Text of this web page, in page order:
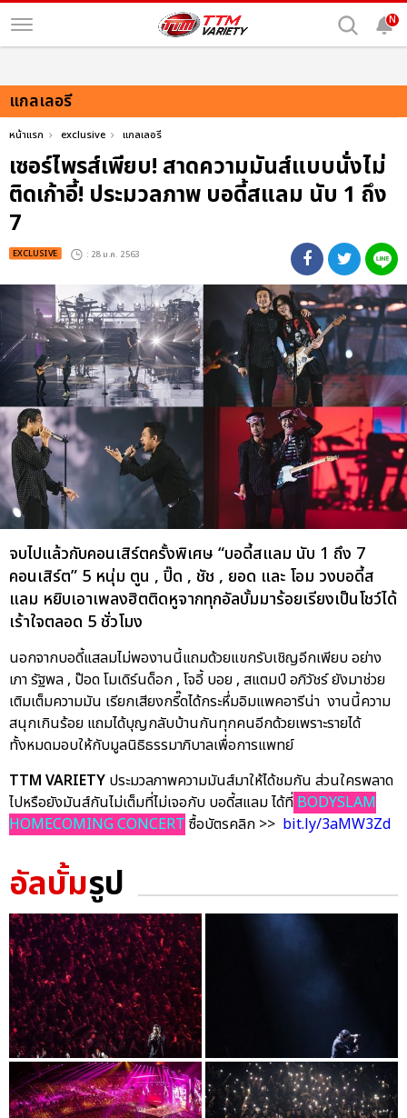
N
แกลเลอรี
หน้าแรก exclusive แกลเลอรี
เซอร์ไพรส์เพียบ! สาดความมันส์แบบนั่งไม่
ติดเก้าอี้! ประมวลภาพ บอดี้สแลม นับ 1 ถึง
7
EXCLUSIVE : 28 ม.ค. 2563
จบไปแล้วกับคอนเสิร์ตครั้งพิเศษ “บอดี้สแลม นับ 1 ถึง 7
คอนเสิร์ต” 5 หนุ่ม ตูน , ปิ๊ด , ชัช , ยอด และ โอม วงบอดี้ส
แลม หยิบเอาเพลงฮิตติดหูจากทุกอัลบั้มมาร้อยเรียงเป็นโชว์ได้
เร้าใจตลอด 5 ชั่วโมง
นอกจากบอดี้แสลมไม่พองานนี้แถมด้วยแขกรับเชิญอีกเพียบ อย่าง
เภา รัฐพล , ป๊อด โมเดิร์นด็อก , โจอี้ บอย , สแตมป์ อภิวัชร์ ยังมาช่วย
เติมเต็มความมัน เรียกเสียงกรี๊ดได้กระหึ่มอิมแพคอารีน่า งานนี้ความ
สนุกเกินร้อย แถมได้บุญกลับบ้านกันทุกคนอีกด้วยเพราะรายได้
ทั้งหมดมอบให้กับมูลนิธิธรรมาภิบาลเพื่อการแพทย์
TTM VARIETY ประมวลภาพความมันส์มาให้ได้ชมกัน ส่วนใครพลาด
ไปหรือยังมันส์กันไม่เต็มที่ไม่เจอกับ บอดี้สแลม ได้ที่ BODYSLAM
HOMECOMING CONCERT ซื้อบัตรคลิก >> bit.ly/3aMW3Zd
อัลบั้มรูป